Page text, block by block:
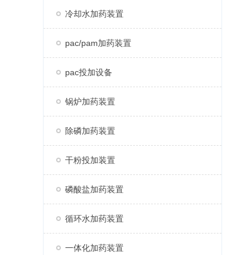
冷却水加药装置
pac/pam加药装置
pac投加设备
锅炉加药装置
除磷加药装置
干粉投加装置
磷酸盐加药装置
循环水加药装置
一体化加药装置